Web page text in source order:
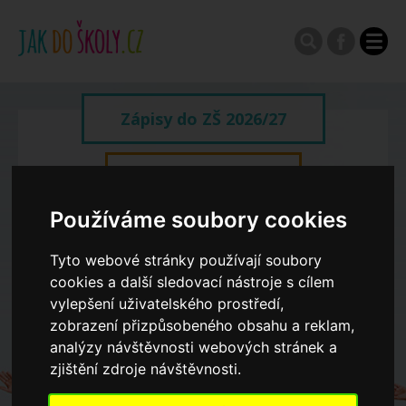
Používáme soubory cookies
Tyto webové stránky používají soubory
cookies a další sledovací nástroje s cílem
vylepšení uživatelského prostředí,
zobrazení přizpůsobeného obsahu a reklam,
analýzy návštěvnosti webových stránek a
zjištění zdroje návštěvnosti.
Zápisy do ZŠ 2026/27
Spádové oblasti ZŠ
Koncepce školství
Dny otevřených dveří ZŠ